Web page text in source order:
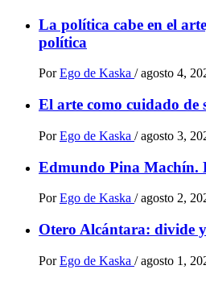
La política cabe en el
política
Por Ego de Kaska / agosto 4,
El arte como cuidado de
Por Ego de Kaska / agosto 3,
Edmundo Pina Machín.
Por Ego de Kaska / agosto 2,
Otero Alcántara: divide
Por Ego de Kaska / agosto 1,